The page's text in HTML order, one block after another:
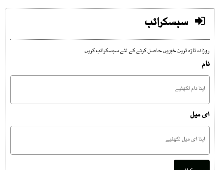
سبسکرائب
روزانہ تازہ ترین خبریں حاصل کرنے کے لئے سبسکرائب کریں
نام
ای میل